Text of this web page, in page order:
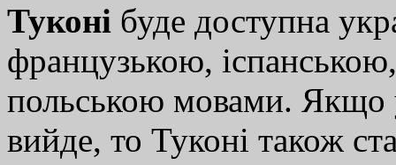
Туконі буде доступна
французькою,
польською мовами. Якщо
вийде, то Туконі також